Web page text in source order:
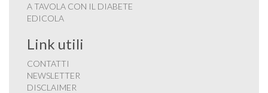
A TAVOLA CON IL DIABETE
EDICOLA
Link utili
CONTATTI
NEWSLETTER
DISCLAIMER